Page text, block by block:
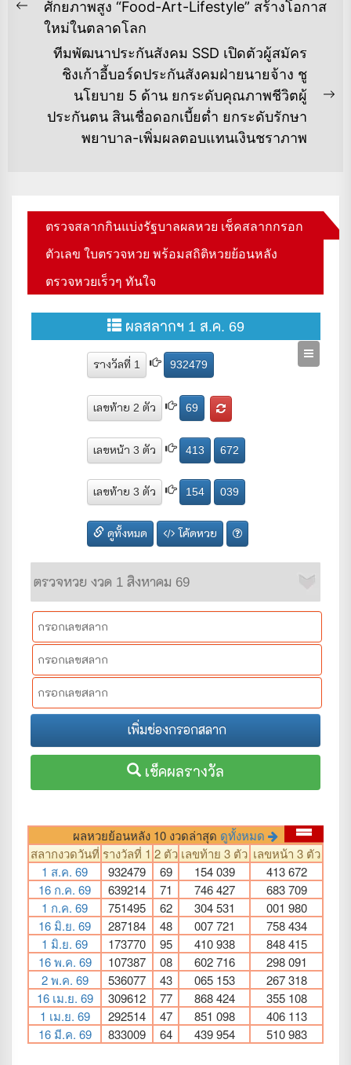
เรื่อง
Previous
post:
ศักยภาพสูง “Food-Art-Lifestyle” สร้างโอกาส
ใหม่ในตลาดโลก
ทีมพัฒนาประกันสังคม SSD เปิดตัวผู้สมัคร
ชิงเก้าอี้บอร์ดประกันสังคมฝ่ายนายจ้าง ชู
นโยบาย 5 ด้าน ยกระดับคุณภาพชีวิตผู้
ประกันตน สินเชื่อดอกเบี้ยต่ำ ยกระดับรักษา
พยาบาล-เพิ่มผลตอบแทนเงินชราภาพ
ตรวจสลากกินแบ่งรัฐบาลผลหวย เช็คสลากกรอก
ตัวเลข ใบตรวจหวย พร้อมสถิติหวยย้อนหลัง
ตรวจหวยเร็วๆ ทันใจ